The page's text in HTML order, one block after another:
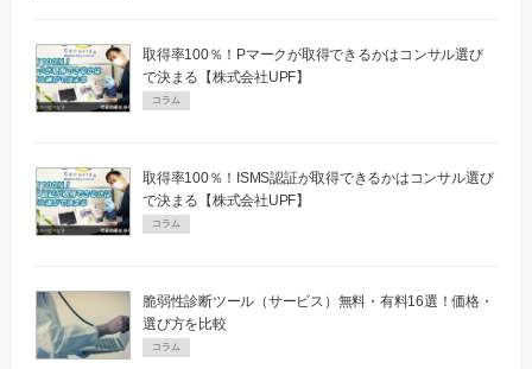
取得率100％！Pマークが取得できるかはコンサル選び
で決まる【株式会社UPF】
コラム
取得率100％！ISMS認証が取得できるかはコンサル選び
で決まる【株式会社UPF】
コラム
脆弱性診断ツール（サービス）無料・有料16選！価格・
選び方を比較
コラム